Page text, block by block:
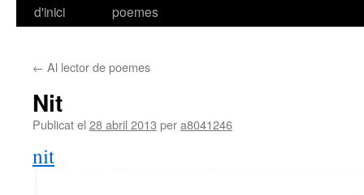
d'inici
poemes
← Al lector de poemes
Nit
Publicat el 28 abril 2013 pera8041246
nit